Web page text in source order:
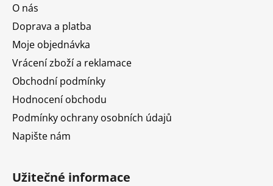
O nás
Doprava a platba
Moje objednávka
Vrácení zboží a reklamace
Obchodní podmínky
Hodnocení obchodu
Podmínky ochrany osobních údajů
Napište nám
Užitečné informace